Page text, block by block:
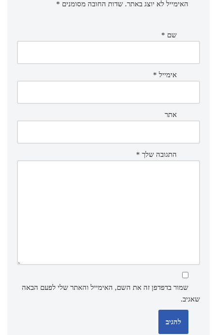
האימייל לא יוצג באתר. שדות החובה מסומנים *
שם *
אימייל *
אתר
התגובה שלך *
שמור בדפדפן זה את השם, האימייל והאתר שלי לפעם הבאה
שאגיב.